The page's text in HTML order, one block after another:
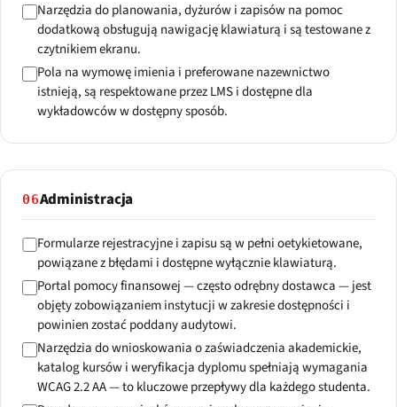
Narzędzia do planowania, dyżurów i zapisów na pomoc
dodatkową obsługują nawigację klawiaturą i są testowane z
czytnikiem ekranu.
Pola na wymowę imienia i preferowane nazewnictwo
istnieją, są respektowane przez LMS i dostępne dla
wykładowców w dostępny sposób.
06Administracja
Formularze rejestracyjne i zapisu są w pełni oetykietowane,
powiązane z błędami i dostępne wyłącznie klawiaturą.
Portal pomocy finansowej — często odrębny dostawca — jest
objęty zobowiązaniem instytucji w zakresie dostępności i
powinien zostać poddany audytowi.
Narzędzia do wnioskowania o zaświadczenia akademickie,
katalog kursów i weryfikacja dyplomu spełniają wymagania
WCAG 2.2 AA — to kluczowe przepływy dla każdego studenta.